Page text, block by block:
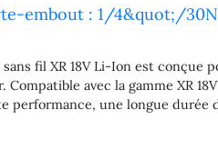
embout : 1/4&quot;/
fil XR 18V Li-Ion est conçue
avec la gamme XR
performance, une longue durée
des visseuses les plus